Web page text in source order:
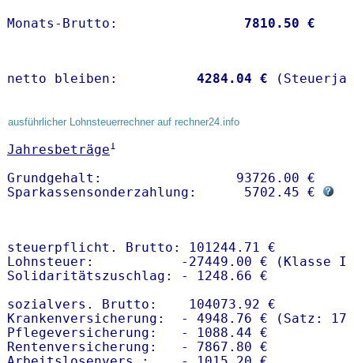
Monats-Brutto: 7810.50 €
netto bleiben: 4284.04 €
ausführlicher Lohnsteuerrechner auf rechner24.info
Jahresbeträge1
Grundgehalt:                 93726.00 €
Sparkassensonderzahlung:      5702.45 €
steuerpflicht. Brutto: 101244.71 €
Lohnsteuer:           -27449.00 € (Klasse I)
Solidaritätszuschlag: - 1248.66 €
sozialvers. Brutto:    104073.92 €
Krankenversicherung:  - 4948.76 € (Satz:
Pflegeversicherung:   - 1088.44 €
Rentenversicherung:   - 7867.80 €